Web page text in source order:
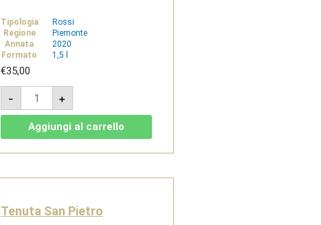
Tipologia
Rossi
Regione
Piemonte
Annata
2020
Formato
1,5 l
€35,00
-
Nero
2020
-
Monferrato
Rosso
DOC
1,5L
quantità
+
Aggiungi al carrello
Tenuta San Pietro